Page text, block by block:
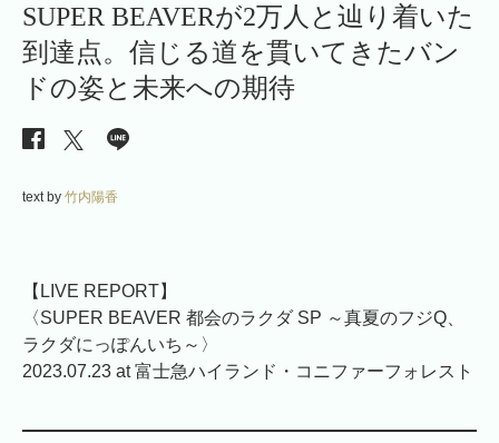
SUPER BEAVERが2万人と辿り着いた
到達点。信じる道を貫いてきたバン
ドの姿と未来への期待
text by 竹内陽香
【LIVE REPORT】
〈SUPER BEAVER 都会のラクダ SP ～真夏のフジQ、
ラクダにっぽんいち～〉
2023.07.23 at 富士急ハイランド・コニファーフォレスト